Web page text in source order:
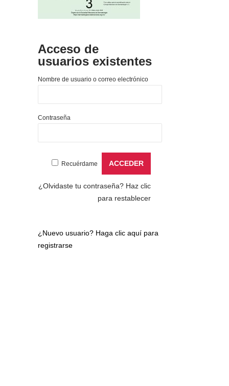
Acceso de
usuarios existentes
Nombre de usuario o correo electrónico
Contraseña
Recuérdame
¿Olvidaste tu contraseña? Haz clic
para restablecer
¿Nuevo usuario? Haga clic aquí para
registrarse